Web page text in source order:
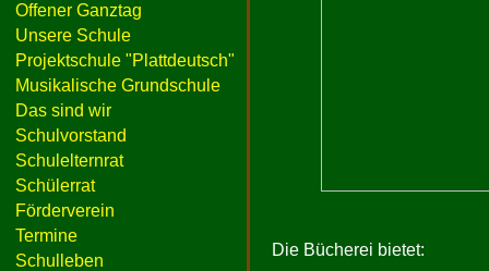
Offener Ganztag
Unsere Schule
Projektschule "Plattdeutsch"
Musikalische Grundschule
Das sind wir
Schulvorstand
Schulelternrat
Schülerrat
Förderverein
Termine
Schulleben
Die Bücherei bietet: